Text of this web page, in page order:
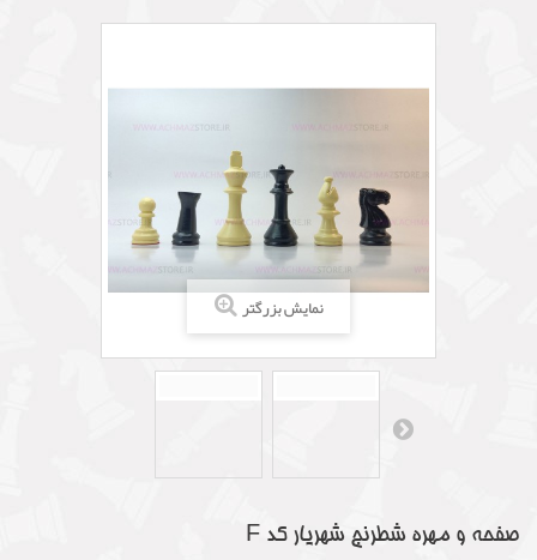
نمایش بزرگتر
صفحه و مهره شطرنج شهریار کد F